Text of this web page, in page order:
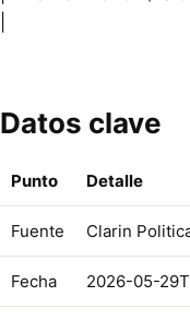
Datos clave
Punto Detalle
Fuente Clarin
Fecha 2026-05-